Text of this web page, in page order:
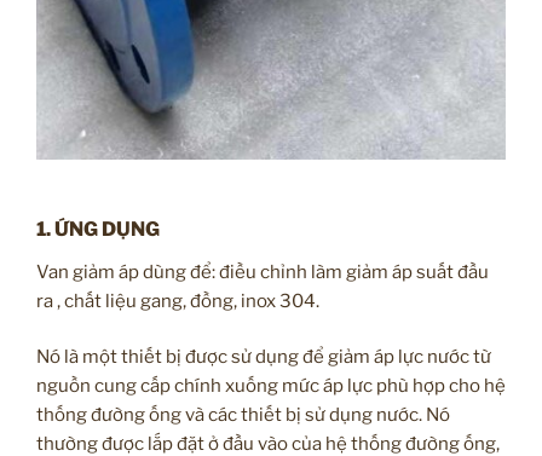
1. ỨNG DỤNG
Van giảm áp dùng để: điều chỉnh làm giảm áp suất đầu
ra , chất liệu gang, đồng, inox 304.
Nó là một thiết bị được sử dụng để giảm áp lực nước từ
nguồn cung cấp chính xuống mức áp lực phù hợp cho hệ
thống đường ống và các thiết bị sử dụng nước. Nó
thường được lắp đặt ở đầu vào của hệ thống đường ống,